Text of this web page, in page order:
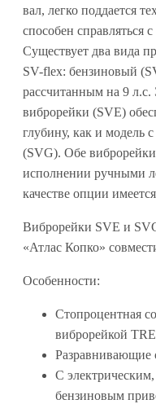
вал, легко поддается
способен справляться
Существует два вида
SV-flex: бензиновый
рассчитанным на 9
виброрейки (SVE)
глубину, как и модель
(SVG). Обе
исполнении ручными
качестве опции
Виброрейки SVE и
«Атлас Копко»
Особенности:
Стопроцентная
виброрейкой
Разравнивающие
С
бензиновым